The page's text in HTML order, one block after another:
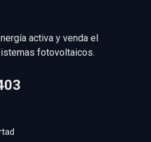
activa y venda el
fotovoltaicos.